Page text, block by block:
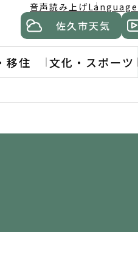
音声読み上げLanguage
佐久市天気
移住 文化・スポーツ